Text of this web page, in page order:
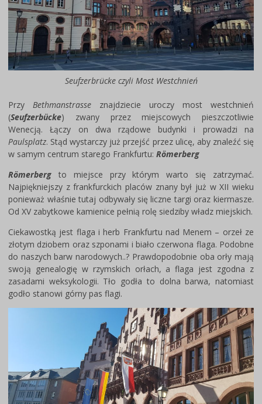
Seufzerbrücke czyli Most Westchnień
Przy Bethmanstrasse znajdziecie uroczy most westchnień
(Seufzerbücke) zwany przez miejscowych pieszczotliwie
Wenecją. Łączy on dwa rządowe budynki i prowadzi na
Paulsplatz. Stąd wystarczy już przejść przez ulicę, aby znaleźć się
w samym centrum starego Frankfurtu:Römerberg
Römerberg to miejsce przy którym warto się zatrzymać.
Najpiękniejszy z frankfurckich placów znany był już w XII wieku
ponieważ właśnie tutaj odbywały się liczne targi oraz kiermasze.
Od XV zabytkowe kamienice pełnią rolę siedziby władz miejskich.
Ciekawostką jest flaga i herb Frankfurtu nad Menem – orzeł ze
złotym dziobem oraz szponami i biało czerwona flaga. Podobne
do naszych barw narodowych..? Prawdopodobnie oba orły mają
swoją genealogię w rzymskich orłach, a flaga jest zgodna z
zasadami weksykologii. Tło godła to dolna barwa, natomiast
godło stanowi górny pas flagi.